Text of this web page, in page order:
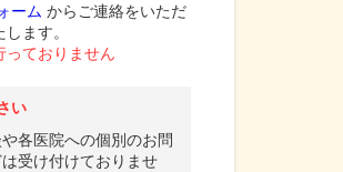
ーム からご連絡をいただ
ます。
ておりません
い
各医院への個別のお問
受け付けておりませ